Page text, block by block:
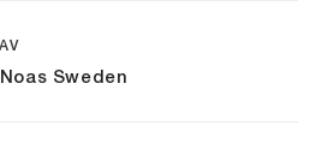
Sweden